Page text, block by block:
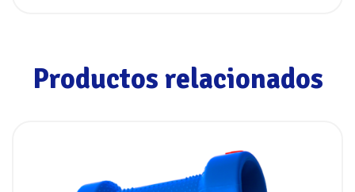
Productos relacionados